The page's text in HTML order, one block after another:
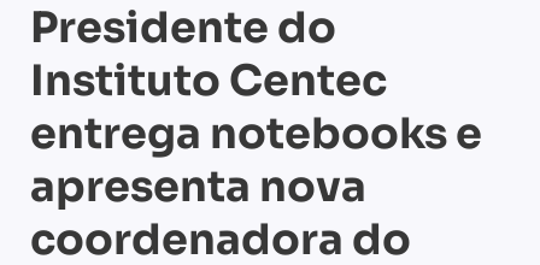
Presidente do
Instituto Centec
entrega notebooks e
apresenta nova
coordenadora do